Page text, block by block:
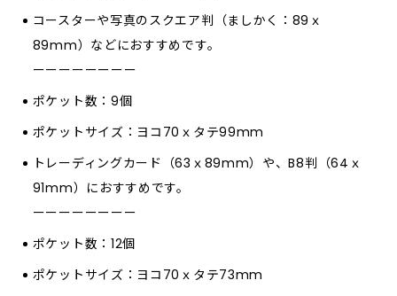
コースターや写真のスクエア判（ましかく：89ｘ
89mm）などにおすすめです。
ーーーーーーーー
ポケット数：9個
ポケットサイズ：ヨコ70ｘタテ99mm
トレーディングカード（63ｘ89mm）や、B8判（64ｘ
91mm）におすすめです。
ーーーーーーーー
ポケット数：12個
ポケットサイズ：ヨコ70ｘタテ73mm